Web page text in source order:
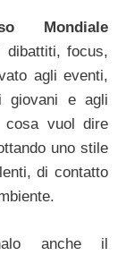
Mondiale
focus,
agli eventi,
giovani e agli
cosa vuol dire
uno stile
di contatto
anche il